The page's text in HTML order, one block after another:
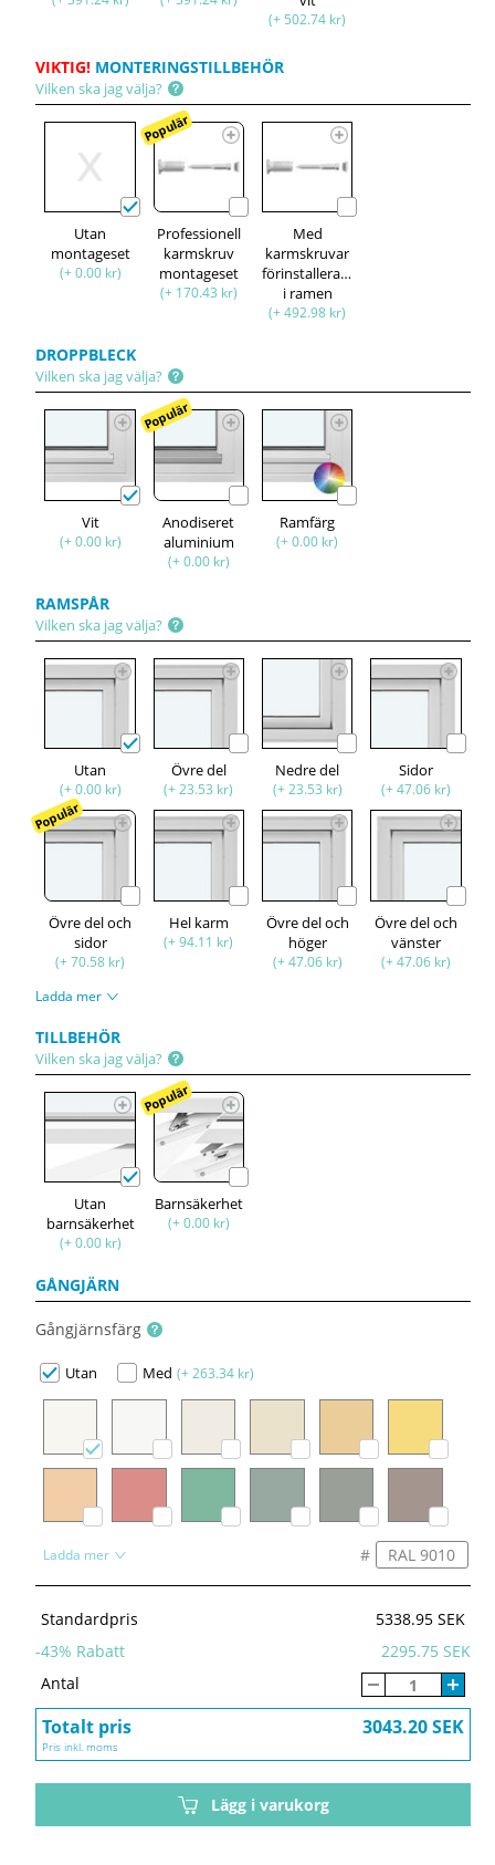
(+ 502.74 kr)
VIKTIG! MONTERINGSTILLBEHÖR
Vilken ska jag välja?
Utan
montageset
(+ 0.00 kr)
Populär
Professionell
karmskruv
montageset
(+ 170.43 kr)
Med
karmskruvar
förinstallerade
i ramen
(+ 492.98 kr)
DROPPBLECK
Vilken ska jag välja?
Vit
(+ 0.00 kr)
Populär
Anodiseret
aluminium
(+ 0.00 kr)
Ramfärg
(+ 0.00 kr)
RAMSPÅR
Vilken ska jag välja?
Utan
(+ 0.00 kr)
Övre del
(+ 23.53 kr)
Nedre del
(+ 23.53 kr)
Sidor
(+ 47.06 kr)
Populär
Övre del och
sidor
(+ 70.58 kr)
Hel karm
(+ 94.11 kr)
Övre del och
höger
(+ 47.06 kr)
Övre del och
vänster
(+ 47.06 kr)
Ladda mer
TILLBEHÖR
Vilken ska jag välja?
Utan
barnsäkerhet
(+ 0.00 kr)
Populär
Barnsäkerhet
(+ 0.00 kr)
GÅNGJÄRN
Gångjärnsfärg
Utan Med (+ 263.34 kr)
Ladda mer #
Standardpris
5338.95 SEK
-43% Rabatt
2295.75 SEK
Antal
Totalt pris 3043.20 SEK
Pris inkl. moms
Lägg i varukorg